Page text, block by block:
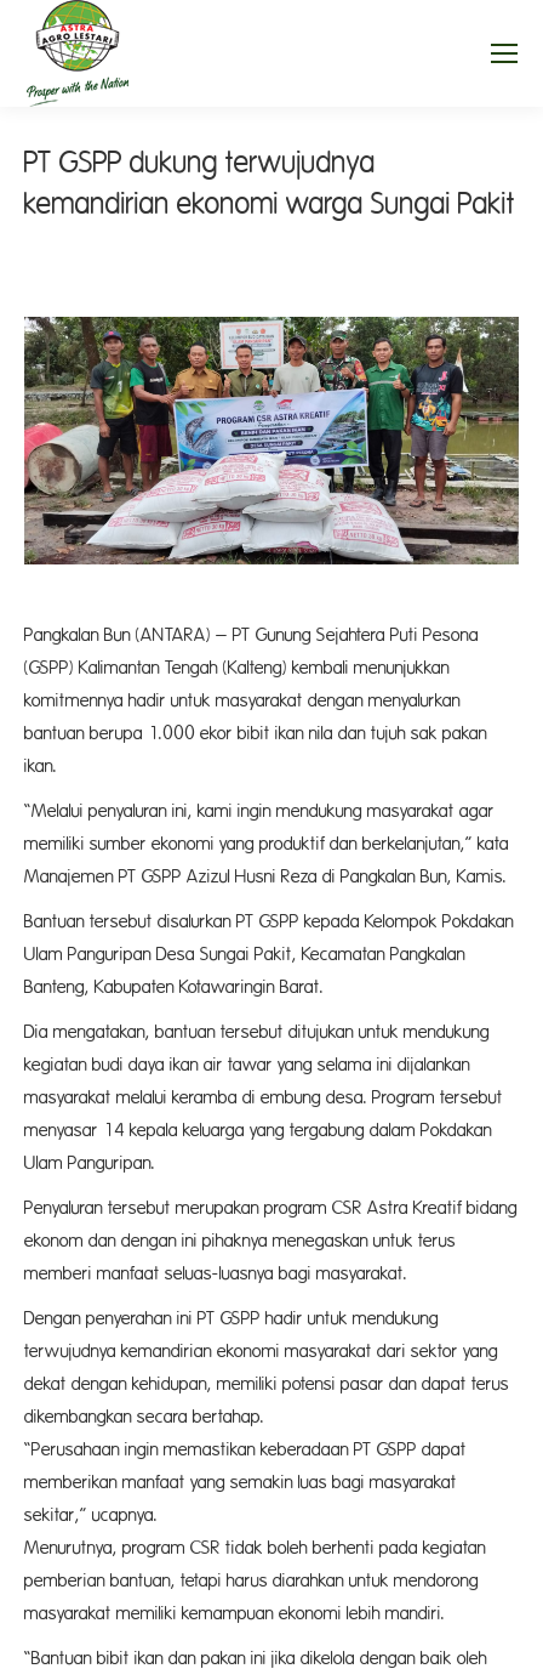
PT GSPP dukung terwujudnya
kemandirian ekonomi warga Sungai Pakit
Pangkalan Bun (ANTARA) – PT Gunung Sejahtera Puti Pesona
(GSPP) Kalimantan Tengah (Kalteng) kembali menunjukkan
komitmennya hadir untuk masyarakat dengan menyalurkan
bantuan berupa 1.000 ekor bibit ikan nila dan tujuh sak pakan
ikan.
“Melalui penyaluran ini, kami ingin mendukung masyarakat agar
memiliki sumber ekonomi yang produktif dan berkelanjutan,” kata
Manajemen PT GSPP Azizul Husni Reza di Pangkalan Bun, Kamis.
Bantuan tersebut disalurkan PT GSPP kepada Kelompok Pokdakan
Ulam Panguripan Desa Sungai Pakit, Kecamatan Pangkalan
Banteng, Kabupaten Kotawaringin Barat.
Dia mengatakan, bantuan tersebut ditujukan untuk mendukung
kegiatan budi daya ikan air tawar yang selama ini dijalankan
masyarakat melalui keramba di embung desa. Program tersebut
menyasar 14 kepala keluarga yang tergabung dalam Pokdakan
Ulam Panguripan.
Penyaluran tersebut merupakan program CSR Astra Kreatif bidang
ekonom dan dengan ini pihaknya menegaskan untuk terus
memberi manfaat seluas-luasnya bagi masyarakat.
Dengan penyerahan ini PT GSPP hadir untuk mendukung
terwujudnya kemandirian ekonomi masyarakat dari sektor yang
dekat dengan kehidupan, memiliki potensi pasar dan dapat terus
dikembangkan secara bertahap.
“Perusahaan ingin memastikan keberadaan PT GSPP dapat
memberikan manfaat yang semakin luas bagi masyarakat
sekitar,” ucapnya.
Menurutnya, program CSR tidak boleh berhenti pada kegiatan
pemberian bantuan, tetapi harus diarahkan untuk mendorong
masyarakat memiliki kemampuan ekonomi lebih mandiri.
“Bantuan bibit ikan dan pakan ini jika dikelola dengan baik oleh